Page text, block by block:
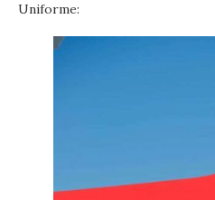
Uniforme: